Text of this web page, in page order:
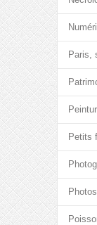
Paris,
Petits